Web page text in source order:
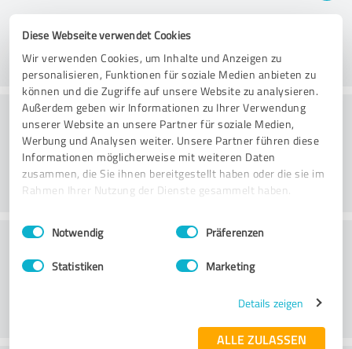
Diese Webseite verwendet Cookies
Wir verwenden Cookies, um Inhalte und Anzeigen zu
personalisieren, Funktionen für soziale Medien anbieten zu
können und die Zugriffe auf unsere Website zu analysieren.
Außerdem geben wir Informationen zu Ihrer Verwendung
unserer Website an unsere Partner für soziale Medien,
Werbung und Analysen weiter. Unsere Partner führen diese
Informationen möglicherweise mit weiteren Daten
zusammen, die Sie ihnen bereitgestellt haben oder die sie im
Rahmen Ihrer Nutzung der Dienste gesammelt haben.
Impressum Datenschutzbestimmungen
Einwilligungsauswahl
Notwendig Präferenzen
Statistiken Marketing
Details zeigen
ALLE ZULASSEN
Konsultatsioon
Klienditeenindus